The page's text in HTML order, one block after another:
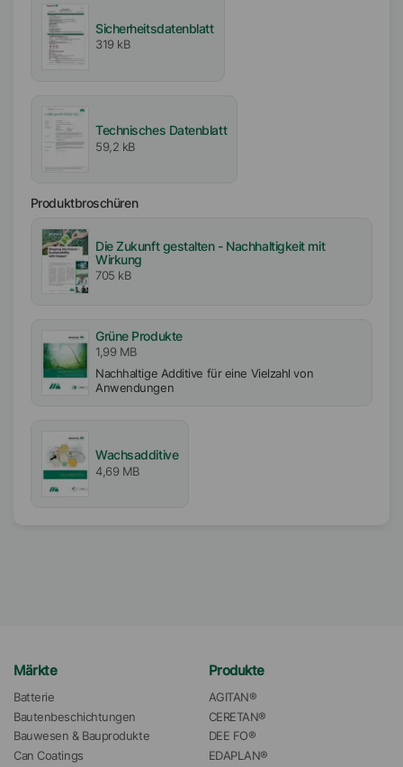
Aktiv- / Feststoffgehalt
10%
Schmelzbereich
Verfügbarkeit
EMEA
Asien/Ozeanien
Amerika
Sicherheitsdatenblatt
319 kB
Technisches Datenblatt
59,2 kB
Produktbroschüren
Die Zukunft gestalten - Nachhaltigkeit mit
Wirkung
705 kB
Grüne Produkte
1,99 MB
Nachhaltige Additive für eine Vielzahl von
Anwendungen
Wachsadditive
4,69 MB
Märkte
Batterie
Bautenbeschichtungen
Bauwesen & Bauprodukte
Can Coatings
Produkte
AGITAN®
CERETAN®
DEE FO®
EDAPLAN®